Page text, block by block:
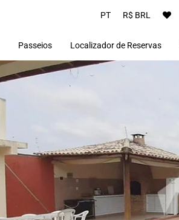
PT R$ BRL
Passeios Localizador de Reservas